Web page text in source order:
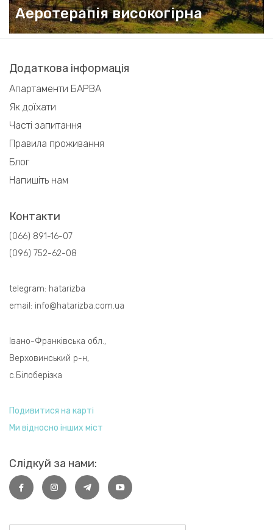
Аеротерапія високогірна
Додаткова інформація
Апартаменти БАРВА
Як доїхати
Часті запитання
Правила проживання
Блог
Напишіть нам
Контакти
(066) 891-16-07
(096) 752-62-08
telegram: hatarizba
email: info@hatarizba.com.ua
Івано-Франківська обл.,
Верховинський р-н,
с.Білоберізка
Подивитися на карті
Ми відносно інших міст
Слідкуй за нами: